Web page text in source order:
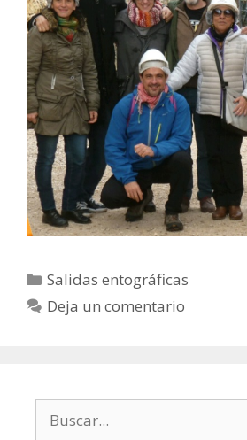
Categorías
Salidas entográficas
Deja un comentario